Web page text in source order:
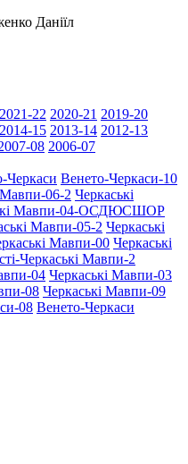
Даніїл
2021-22 2020-21 2019-20
2014-15 2013-14 2012-13
08 2006-07
Черкаси Венето-Черкаси-10
Мавпи-06-2 Черкаські
Мавпи-04-ОСДЮСШОР
Мавпи-05-2 Черкаські
Мавпи-00 Черкаські
Черкаські Мавпи-2
04 Черкаські Мавпи-03
08 Черкаські Мавпи-09
08 Венето-Черкаси